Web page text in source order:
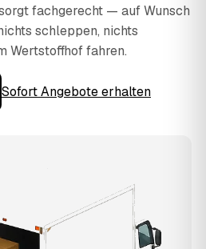
fachgerecht — auf Wunsch
schleppen, nichts
Wertstoffhof fahren.
Sofort Angebote erhalten